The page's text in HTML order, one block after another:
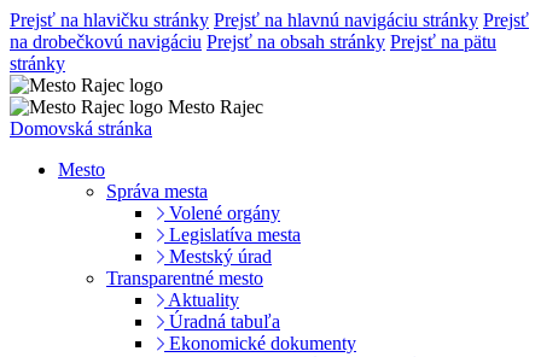
Prejsť na hlavičku stránky Prejsť na hlavnú navigáciu stránky Prejsť
na drobečkovú navigáciu Prejsť na obsah stránky Prejsť na pätu
stránky
Mesto Rajec
Domovská stránka
Mesto
Správa mesta
Volené orgány
Legislatíva mesta
Mestský úrad
Transparentné mesto
Aktuality
Úradná tabuľa
Ekonomické dokumenty